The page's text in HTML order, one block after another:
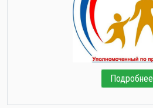
Подробнее